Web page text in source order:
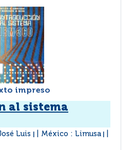
impreso
al sistema
Luis México : Limusa